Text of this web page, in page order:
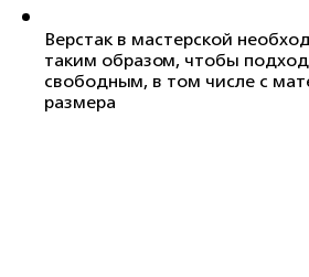
Верстак в мастерской
таким образом, чтобы
свободным, в том числе с
размера